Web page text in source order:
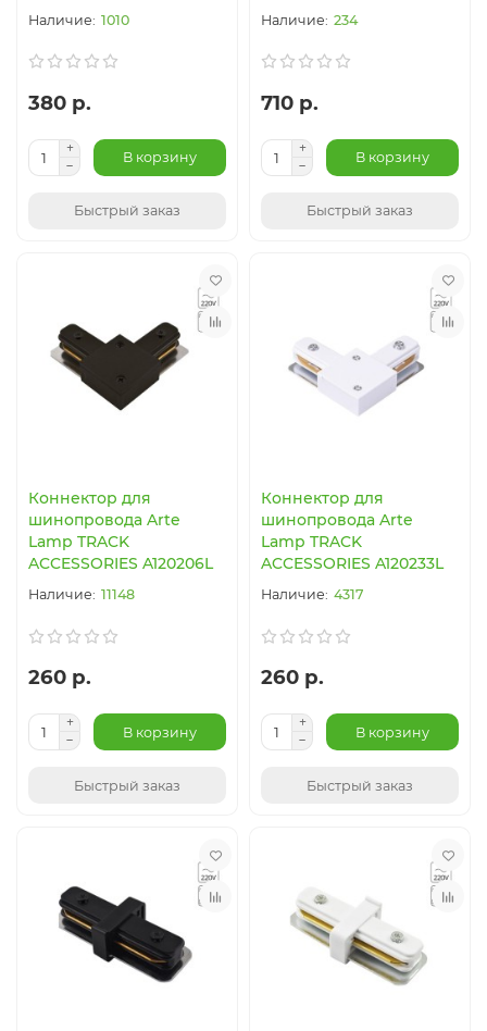
1010
380 р.
В корзину
Быстрый заказ
234
710 р.
В корзину
Быстрый заказ
Коннектор для
шинопровода Arte
Lamp TRACK
ACCESSORIES A120206L
11148
260 р.
В корзину
Быстрый заказ
Коннектор для
шинопровода Arte
Lamp TRACK
ACCESSORIES A120233L
4317
260 р.
В корзину
Быстрый заказ